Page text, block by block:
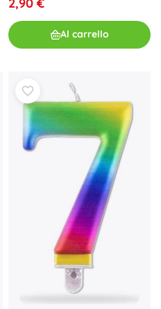
Al carrello